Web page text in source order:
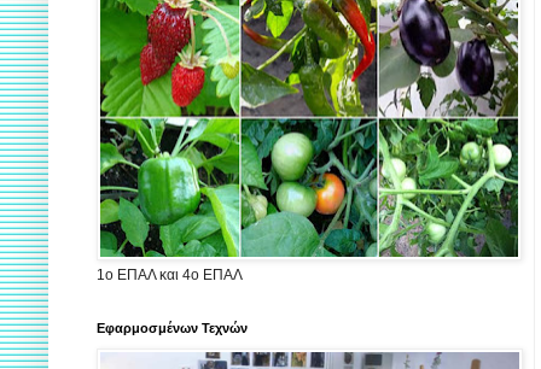
1ο ΕΠΑΛ και 4ο ΕΠΑΛ
Εφαρμοσμένων Τεχνών